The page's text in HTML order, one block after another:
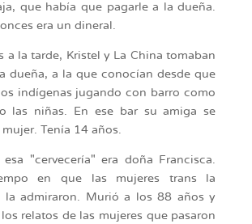
que había que pagarle a la dueña.
era un dineral.
a la tarde, Kristel y La China tomaban
dueña, a la que conocían desde que
indígenas jugando con barro como
las niñas. En ese bar su amiga se
Tenía 14 años.
esa "cervecería" era doña Francisca.
en que las mujeres trans la
la admiraron. Murió a los 88 años y
relatos de las mujeres que pasaron